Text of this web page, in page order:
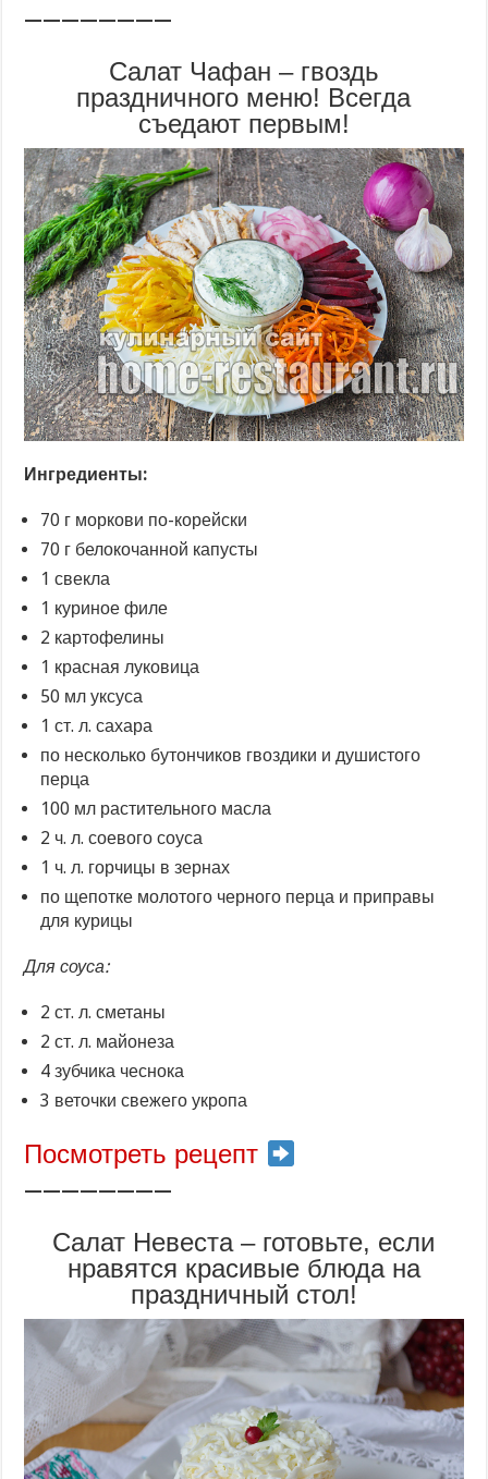
————————
Салат Чафан – гвоздь
праздничного меню! Всегда
съедают первым!
Ингредиенты:
70 г моркови по-корейски
70 г белокочанной капусты
1 свекла
1 куриное филе
2 картофелины
1 красная луковица
50 мл уксуса
1 ст. л. сахара
по несколько бутончиков гвоздики и душистого
перца
100 мл растительного масла
2 ч. л. соевого соуса
1 ч. л. горчицы в зернах
по щепотке молотого черного перца и приправы
для курицы
Для соуса:
2 ст. л. сметаны
2 ст. л. майонеза
4 зубчика чеснока
3 веточки свежего укропа
Посмотреть рецепт
————————
Салат Невеста – готовьте, если
нравятся красивые блюда на
праздничный стол!